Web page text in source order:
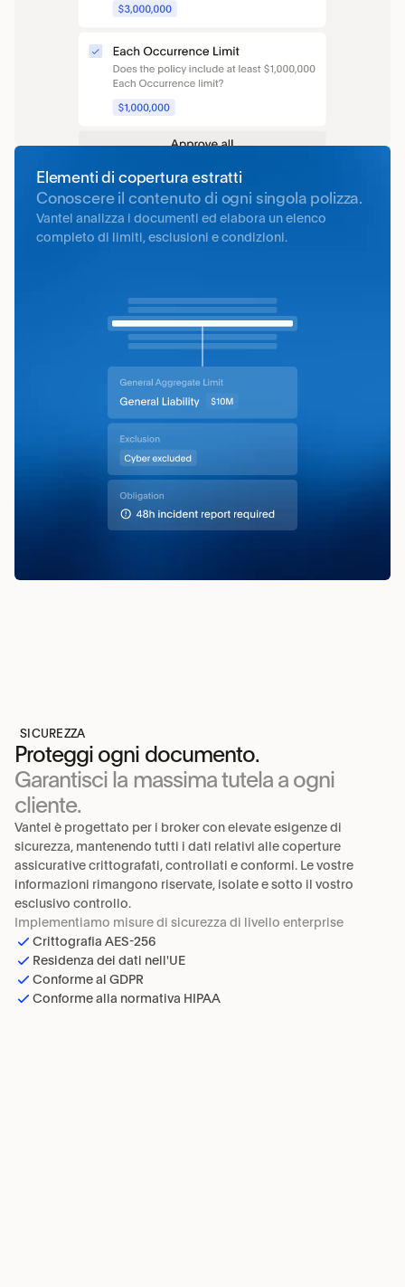
Elementi di copertura estratti
Conoscere il contenuto di ogni singola polizza.
Vantel analizza i documenti ed elabora un elenco
completo di limiti, esclusioni e condizioni.
SICUREZZA
Proteggi ogni documento.
Garantisci la massima tutela a ogni
cliente.
Vantel è progettato per i broker con elevate esigenze di
sicurezza, mantenendo tutti i dati relativi alle coperture
assicurative crittografati, controllati e conformi. Le vostre
informazioni rimangono riservate, isolate e sotto il vostro
esclusivo controllo.
Implementiamo misure di sicurezza di livello enterprise
Crittografia AES-256
Residenza dei dati nell'UE
Conforme al GDPR
Conforme alla normativa HIPAA